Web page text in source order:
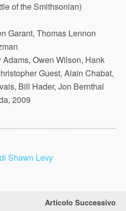
of the Smithsonian)
Garant, Thomas Lennon
Adams, Owen Wilson, Hank
Guest, Alain Chabat,
Bill Hader, Jon Bernthal
2009
Shawn Levy
Articolo Successivo